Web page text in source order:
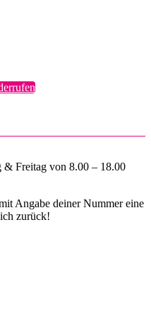
& Freitag von 8.00 – 18.00
Angabe deiner Nummer eine
zurück!